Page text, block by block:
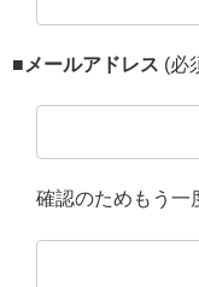
■メールアドレス (必
確認のためもう一